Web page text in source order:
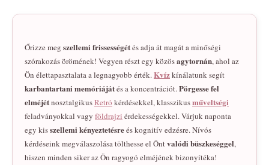
Őrizze meg szellemi frissességétés adja át magát a minőségi
szórakozás örömének! Vegyen részt egy közösagytornán, ahol az
Ön élettapasztalata a legnagyobb érték.Kvízkínálatunk segít
karbantartani memóriájátés a koncentrációt.Pörgesse fel
elméjétnosztalgikusRetró kérdésekkel, klasszikusműveltségi
feladványokkal vagy földrajzi érdekességekkel. Várjuk naponta
egy kisszellemi kényeztetésreés kognitív edzésre. Nívós
kérdéseink megválaszolása tölthesse el Öntvalódi büszkeséggel,
hiszen minden siker az Ön ragyogó elméjének bizonyítéka!